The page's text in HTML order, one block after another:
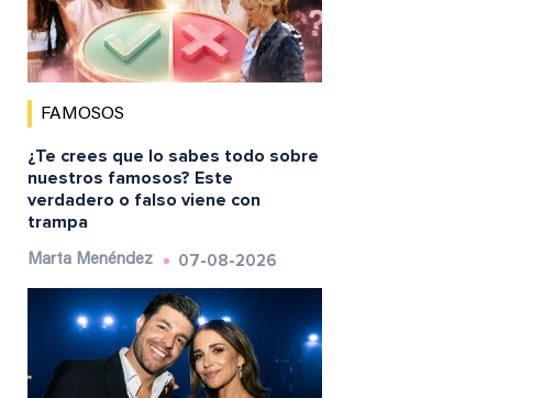
FAMOSOS
¿Te crees que lo sabes todo sobre
nuestros famosos? Este
verdadero o falso viene con
trampa
Marta Menéndez 07-08-2026